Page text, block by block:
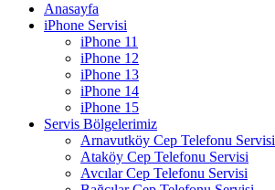
Anasayfa
iPhone Servisi
iPhone 11
iPhone 12
iPhone 13
iPhone 14
iPhone 15
Servis Bölgelerimiz
Arnavutköy Cep Telefonu Servisi
Ataköy Cep Telefonu Servisi
Avcılar Cep Telefonu Servisi